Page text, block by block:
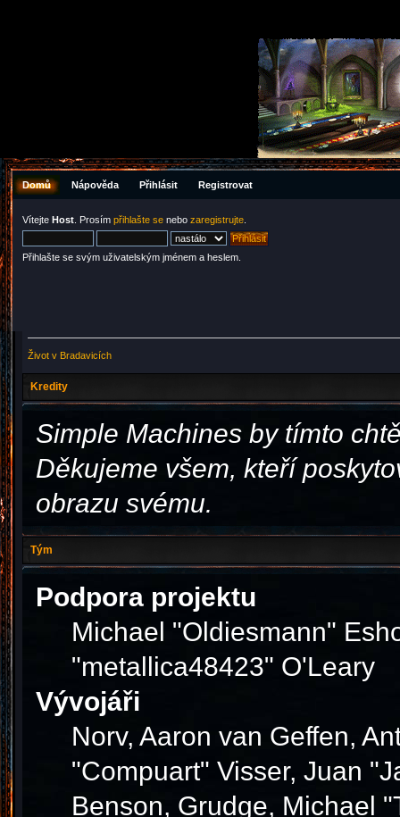
Domů Nápověda Přihlásit Registrovat
Vítejte Host . Prosím přihlašte se nebo zaregistrujte
Přihlašte se svým uživatelským jménem a heslem.
Život v Bradavicích
Kredity
Simple Machines by tímto
Děkujeme všem, kteří
obrazu svému.
Tým
Podpora projektu
Michael "Oldiesmann"
"metallica48423" O'Leary
Vývojáři
Norv, Aaron van Geffen,
"Compuart" Visser, Juan
Benson, Grudge, Michael